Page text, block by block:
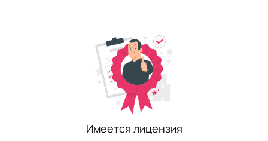
Имеется лицензия